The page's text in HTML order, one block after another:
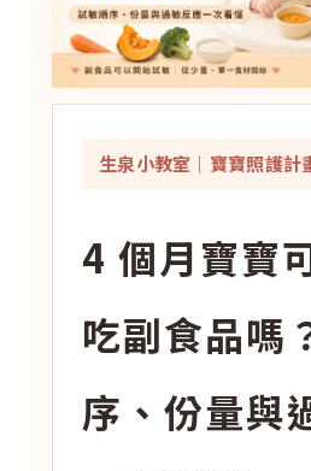
生泉小教室｜寶寶照護計
4 個月寶寶
吃副食品嗎
序、份量與